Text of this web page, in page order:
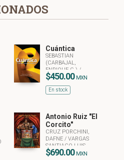
Cuántica
SEBASTIAN
(CARBAJAL,
ENRIQUE G.) /
HERRERA CORRAL,
$450.00 MXN
En stock
Antonio Ruiz "El
Corcito"
CRUZ PORCHINI,
DAFNE/VARGAS
SANTIAGO LUIS
(ED.)
$690.00 MXN